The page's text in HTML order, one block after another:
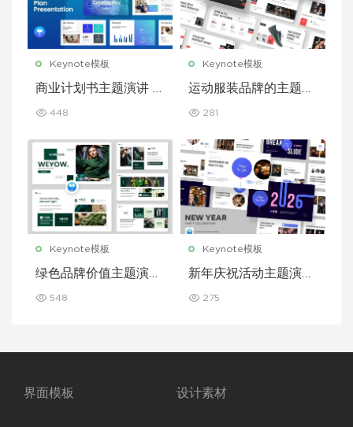
Keynote模板
商业计划书主题演讲 K
448
Keynote模板
运动服装品牌的主题演
281
Keynote模板
绿色品牌价值主题演讲
548
Keynote模板
新年庆祝活动主题演讲
275
界面模板 设计素材